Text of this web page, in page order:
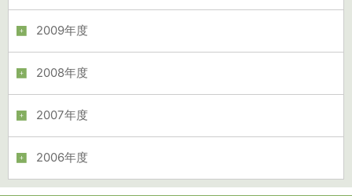
2009年度
2008年度
2007年度
2006年度